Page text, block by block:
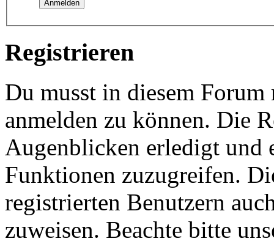
Registrieren
Du musst in diesem
anmelden zu können. Die
Augenblicken erledigt und
Funktionen zuzugreifen.
registrierten Benutzern
zuweisen. Beachte bitte